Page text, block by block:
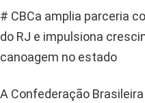
# CBCa amplia parceria
do RJ e impulsiona
canoagem no estado
A Confederação